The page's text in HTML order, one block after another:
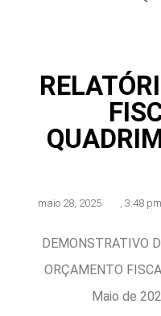
maio 28, 2025 , 3:48 pm
DEMONSTRATIVO
ORÇAMENTO
Maio de